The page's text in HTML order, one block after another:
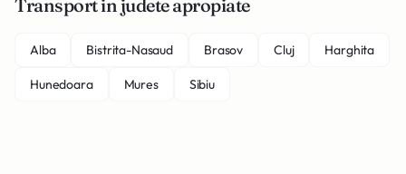
Transport in judete apropiate
Alba Bistrita-Nasaud Brasov Cluj Harghita
Hunedoara Mures Sibiu